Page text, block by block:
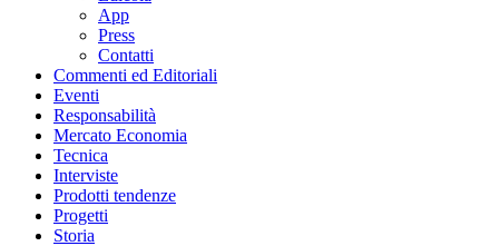
App
Press
Contatti
Commenti ed Editoriali
Eventi
Responsabilità
Mercato Economia
Tecnica
Interviste
Prodotti tendenze
Progetti
Storia